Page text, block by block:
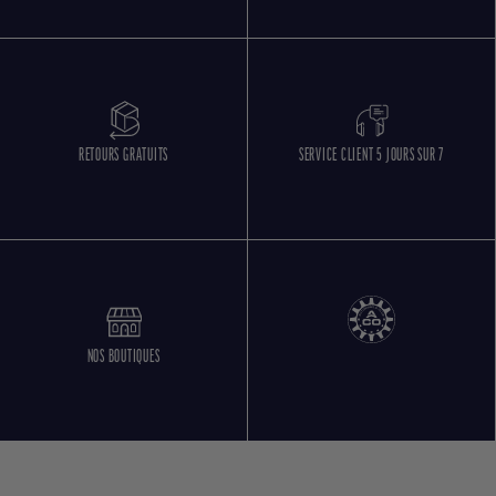
RETOURS GRATUITS SERVICE CLIENT 5 JOURS SUR 7
NOS BOUTIQUES